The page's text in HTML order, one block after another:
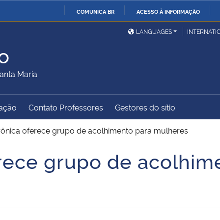
COMUNICA BR ACESSO À INFORMAÇÃO
Ministério da Defesa
Ministério das Relações
Exteriores
Ministério do
Desenvolvimento Regional
Controladoria-Geral da
União
Advocacia-Geral da União Banco Central do Brasil
LANGUAGES
Maria
Contato Professores Gestores do sítio
oferece grupo de acolhimento para mulheres
grupo de